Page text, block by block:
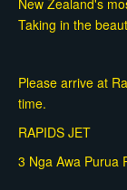
New Zealand's
Taking in the
Please arrive at
time.
RAPIDS JET
3 Nga Awa Purua